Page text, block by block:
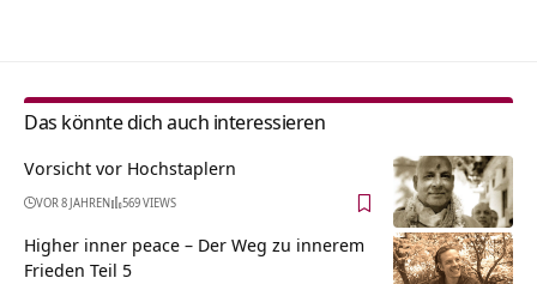
Das könnte dich auch interessieren
Vorsicht vor Hochstaplern
VOR 8 JAHREN 569 VIEWS
Higher inner peace – Der Weg zu innerem
Frieden Teil 5